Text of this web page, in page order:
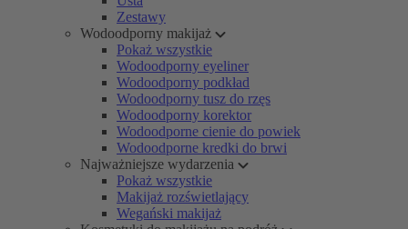
Zestawy
Wodoodporny makijaż
Pokaż wszystkie
Wodoodporny eyeliner
Wodoodporny podkład
Wodoodporny tusz do rzęs
Wodoodporny korektor
Wodoodporne cienie do powiek
Wodoodporne kredki do brwi
Najważniejsze wydarzenia
Pokaż wszystkie
Makijaż rozświetlający
Wegański makijaż